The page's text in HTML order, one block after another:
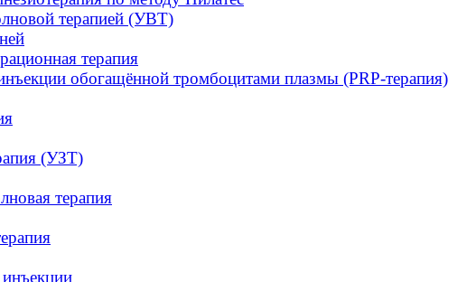
терапией (УВТ)
терапия
обогащённой тромбоцитами плазмы (PRP-терапия)
(УЗТ)
терапия